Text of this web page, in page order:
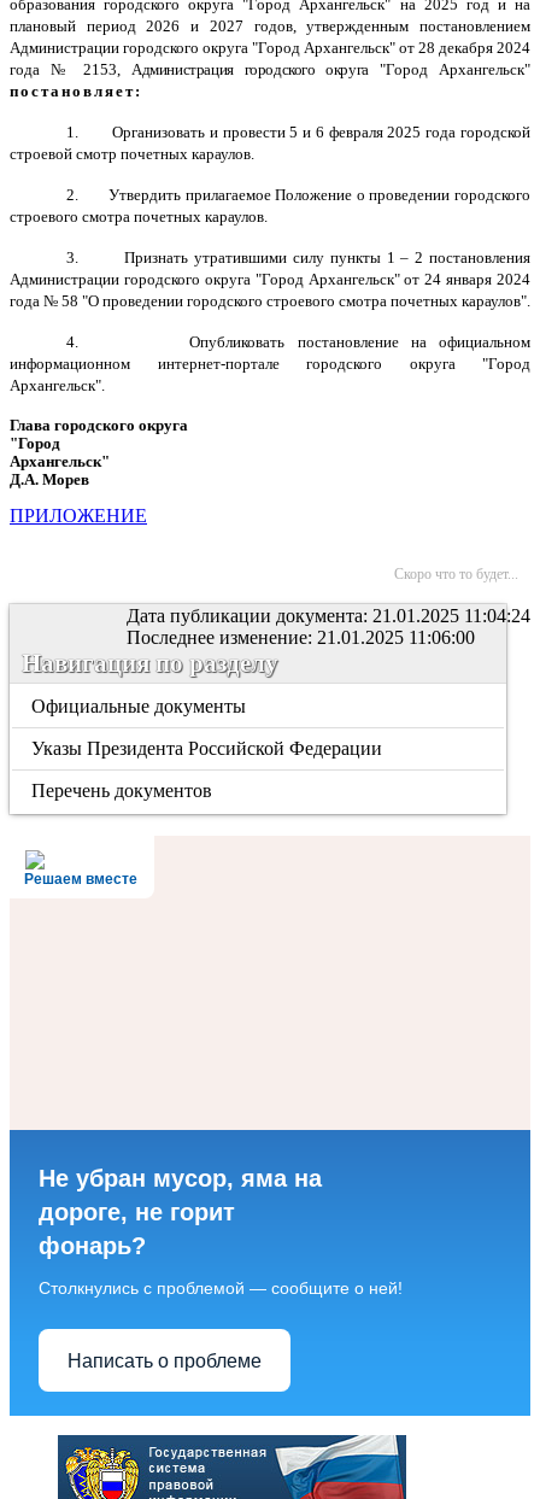
образования городского округа "Город Архангельск" на 2025 год и на
плановый период 2026 и 2027 годов, утвержденным постановлением
Администрации городского округа "Город Архангельск" от 28 декабря 2024
года № 2153, Администрация городского округа"Город Архангельск"
постановляет:
1.
Организовать и провести 5 и 6 февраля 2025 года городской
строевой смотр почетных караулов.
2.
Утвердить прилагаемое Положение о проведении городского
строевого смотра почетных караулов.
3.
Признать утратившими силу пункты 1 – 2 постановления
Администрации городского округа "Город Архангельск" от 24 января 2024
года № 58 "О проведении городского строевого смотра почетных караулов".
4.
Опубликовать постановление на официальном
информационном интернет-портале городского округа "Город
Архангельск".
Глава городского округа
"Город
Архангельск"
Д.А. Морев
ПРИЛОЖЕНИЕ
Скоро что то будет...
Дата публикации документа: 21.01.2025 11:04:24
Последнее изменение: 21.01.2025 11:06:00
Навигация по разделу
Официальные документы
Указы Президента Российской Федерации
Перечень документов
Решаем вместе
Не убран мусор, яма на
дороге, не горит
фонарь?
Столкнулись с проблемой — сообщите о ней!
Написать о проблеме